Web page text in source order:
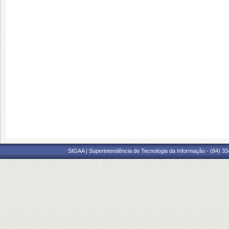
SIGAA | Superintendência de Tecnologia da Informação - (84)